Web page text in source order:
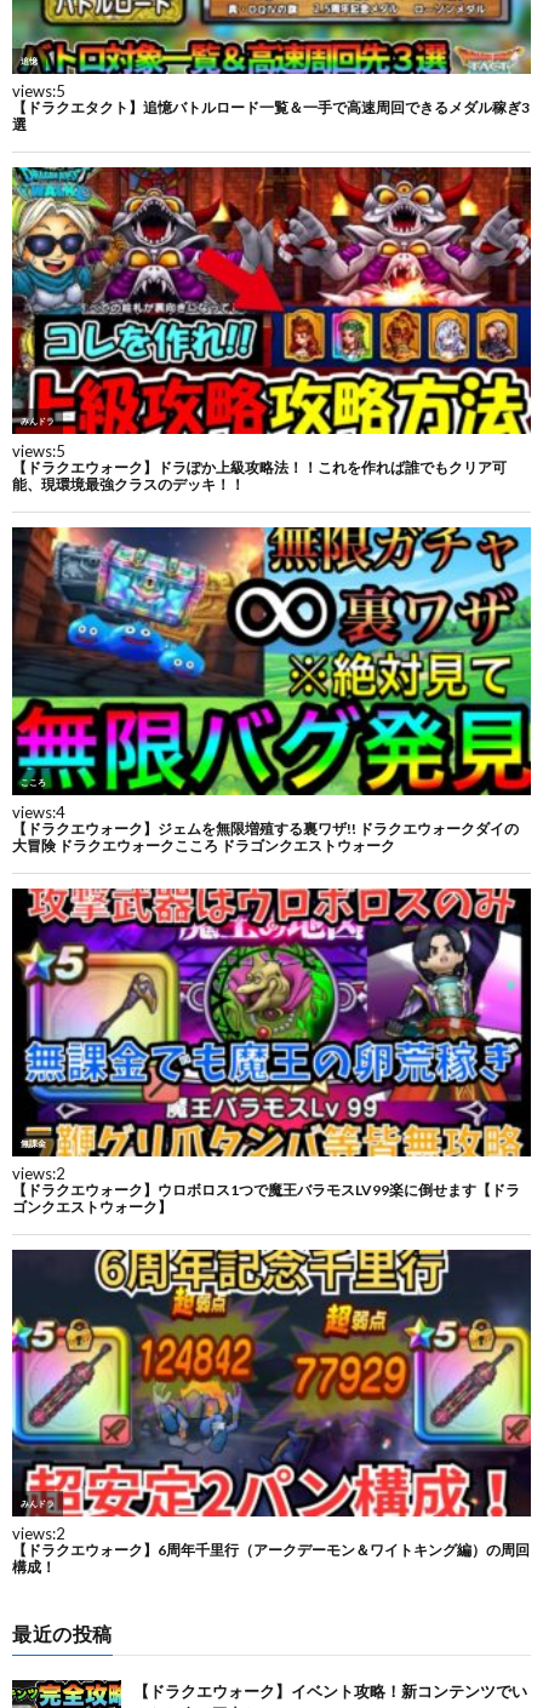
最近の投稿
【ドラクエウォーク】イベント攻略！新コンテンツでい